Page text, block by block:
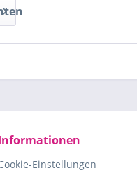
Einstellungen